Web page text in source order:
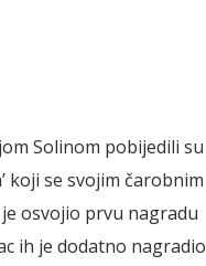
Solinom pobijedili su
koji se svojim čarobnim
osvojio prvu nagradu
ih je dodatno nagradio